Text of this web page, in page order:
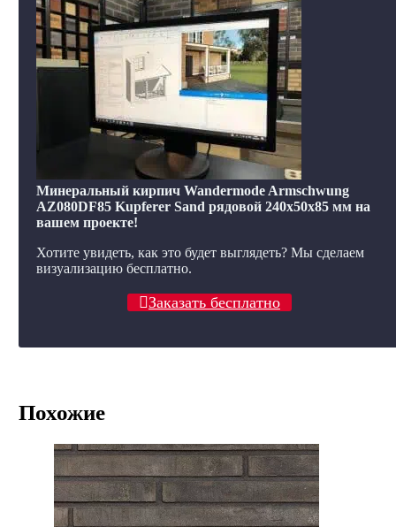
Минеральный кирпич Wandermode Armschwung
AZ080DF85 Kupferer Sand рядовой 240x50x85 мм на
вашем проекте!
Хотите увидеть, как это будет выглядеть? Мы сделаем
визуализацию бесплатно.
Заказать бесплатно
Похожие